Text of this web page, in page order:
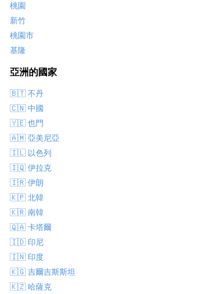
桃園
新竹
桃園市
基隆
亞洲的國家
🇧🇹 不丹
🇨🇳 中國
🇾🇪 也門
🇦🇲 亞美尼亞
🇮🇱 以色列
🇮🇶 伊拉克
🇮🇷 伊朗
🇰🇵 北韓
🇰🇷 南韓
🇶🇦 卡塔爾
🇮🇩 印尼
🇮🇳 印度
🇰🇬 吉爾吉斯斯坦
🇰🇿 哈薩克